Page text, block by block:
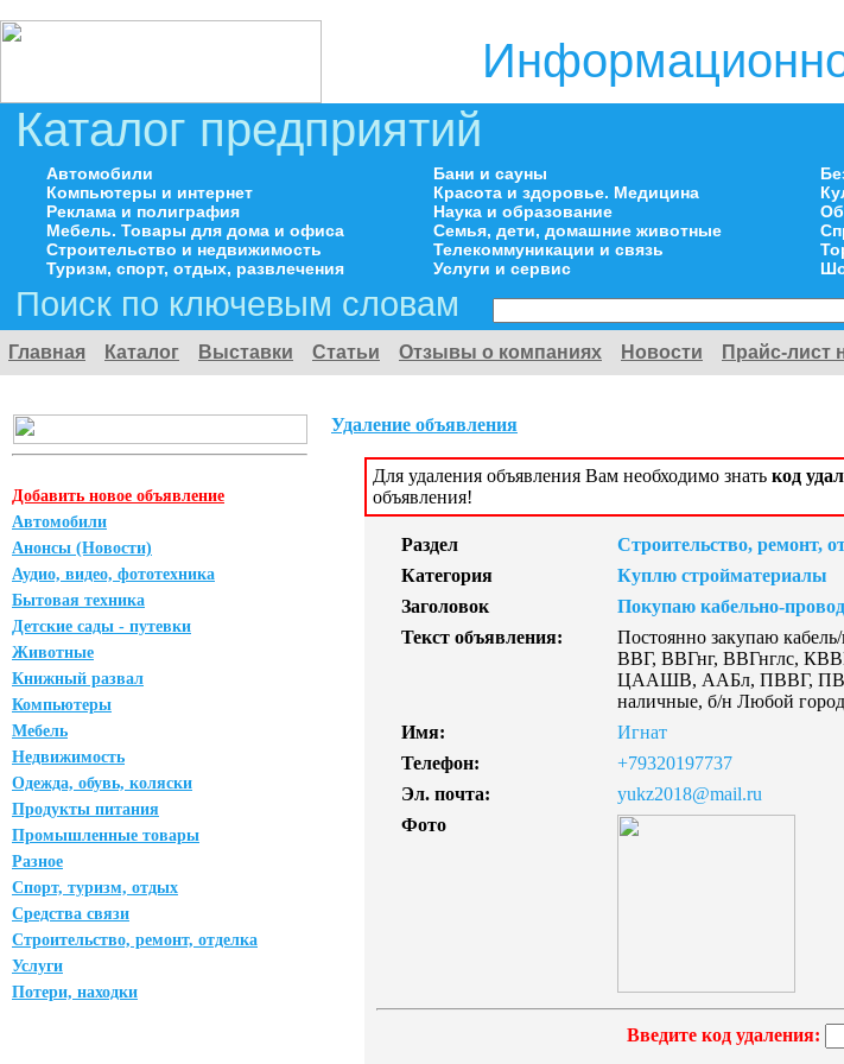
Каталог предприятий
Автомобили
Компьютеры и интернет
Реклама и полиграфия
Мебель. Товары для дома и офиса
Строительство и недвижимость
Туризм, спорт, отдых, развлечения
Бани и сауны
Красота и здоровье. Медицина
Наука и образование
Семья, дети, домашние животные
Телекоммуникации и связь
Услуги и сервис
Поиск по ключевым словам
Главная Каталог Выставки Статьи Отзывы о компаниях Новости Прайс-лист
Добавить новое объявление
Автомобили
Анонсы (Новости)
Аудио, видео, фототехника
Бытовая техника
Детские сады - путевки
Животные
Книжный развал
Компьютеры
Мебель
Недвижимость
Одежда, обувь, коляски
Продукты питания
Промышленные товары
Разное
Спорт, туризм, отдых
Средства связи
Строительство, ремонт, отделка
Услуги
Потери, находки
Удаление объявления
Для удаления объявления Вам необходимо знать код
объявления!
Раздел
Строительство, ремонт,
Категория
Куплю стройматериалы
Заголовок
Покупаю кабельно-
Текст объявления:
Постоянно закупаю
ВВГ, ВВГнг, ВВГнглс,
ЦААШВ, ААБл, ПВВГ,
наличные, б/н Любой
Имя:
Игнат
Телефон:
+79320197737
Эл. почта:
yukz2018@mail.ru
Фото
Введите код удаления: